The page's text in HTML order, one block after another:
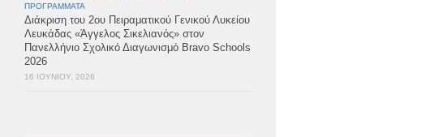
ΠΡΟΓΡΆΜΜΑΤΑ
Διάκριση του 2ου Πειραματικού Γενικού Λυκείου
Λευκάδας «Άγγελος Σικελιανός» στον
Πανελλήνιο Σχολικό Διαγωνισμό Bravo Schools
2026
16 ΙΟΥΝΊΟΥ, 2026